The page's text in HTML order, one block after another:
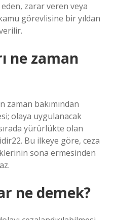
zarar veren veya
görevlisine bir yıldan
ne zaman
bakımından
olaya uygulanacak
yürürlükte olan
Bu ilkeye göre, ceza
sona ermesinden
ne demek?